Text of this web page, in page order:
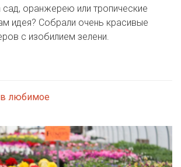
оранжерею или тропические
идея? Собрали очень красивые
с изобилием зелени.
в любимое